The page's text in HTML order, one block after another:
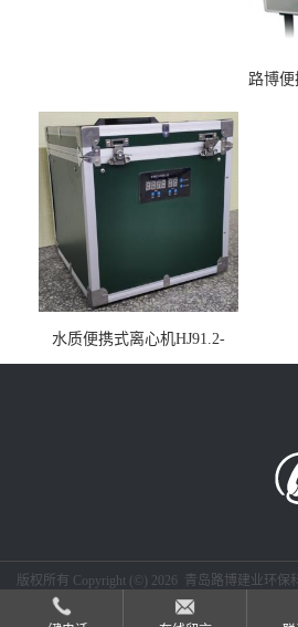
路博便
水质便携式离心机HJ91.2-
2022地表水总磷监测内置有
版权所有 Copyright (©) 2026 青岛路博建业环保
术支持：
食品商务网